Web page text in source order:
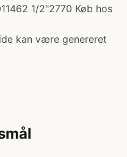
1/2"2770 Køb hos
kan være genereret